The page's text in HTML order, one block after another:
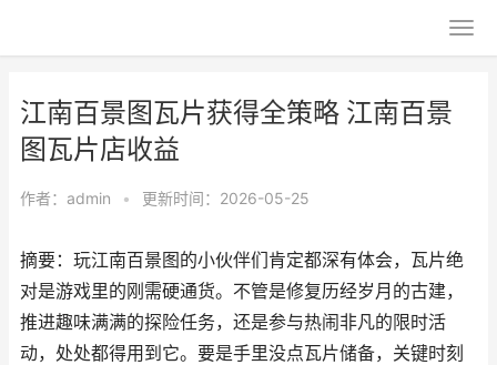
江南百景图瓦片获得全策略 江南百景
图瓦片店收益
作者： admin • 更新时间：2026-05-25
摘要：玩江南百景图的小伙伴们肯定都深有体会，瓦片绝
对是游戏里的刚需硬通货。不管是修复历经岁月的古建，
推进趣味满满的探险任务，还是参与热闹非凡的限时活
动，处处都得用到它。要是手里没点瓦片储备，关键时刻